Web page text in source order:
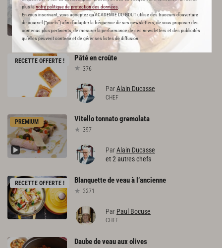
plus lanotre politique de protection des données
En vous inscrivant, vous acceptez qu'ACADEMIE DU GOUT utilise des traceurs d’ouverture
de courriel (“pixels”) afin d’adapter la fréquence de ses newsletters, de vous proposer des
contenus plus pertinents, de mesurer la performance de ses newsletters et des publicités
qu’elles peuvent contenir et de gérer ses listes de diffusion.
573
Par Académie du Goût
LA RÉDACTION
RECETTE OFFERTE ! Pâtéencroûte
376
ParAlain Ducasse
CHEF
PREMIUM Vitellotonnatogremolata
397
ParAlain Ducasse
et 2 autres chefs
RECETTE OFFERTE ! Blanquettedeveauà l’ancienne
3271
Par Paul Bocuse
CHEF
Daubedeveauauxolives